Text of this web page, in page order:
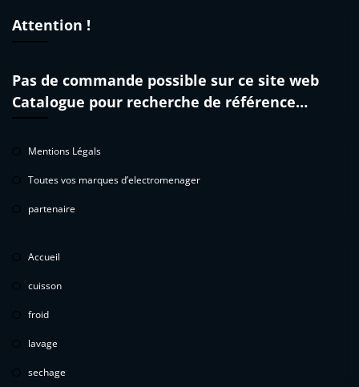
Attention !
Pas de commande possible sur ce site web
Catalogue pour recherche de référence…
Mentions Légals
Toutes vos marques d’electromenager
partenaire
Accueil
cuisson
froid
lavage
sechage